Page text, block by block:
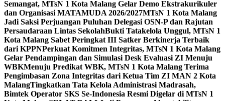
Semangat, MTsN 1 Kota Malang Gelar Demo Ekstrakurikuler
dan Organisasi MATAMUDA 2026/2027MTsN 1 Kota Malang
Jadi Saksi Perjuangan Puluhan Delegasi OSN-P dan Rajutan
Persaudaraan Lintas SekolahBukti Tatakelola Unggul, MTsN 1
Kota Malang Sabet Peringkat III Satker Berkinerja Terbaik
dari KPPNPerkuat Komitmen Integritas, MTsN 1 Kota Malang
Gelar Pendampingan dan Simulasi Desk Evaluasi ZI Menuju
WBKMenuju Predikat WBK, MTsN 1 Kota Malang Terima
Pengimbasan Zona Integritas dari Ketua Tim ZI MAN 2 Kota
MalangTingkatkan Tata Kelola Administrasi Madrasah,
Bimtek Operator SKS Se-Indonesia Resmi Digelar di MTsN 1